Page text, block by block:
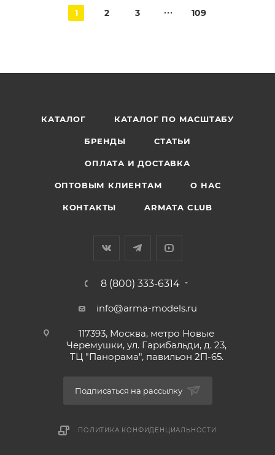
1 2 3 109
КАТАЛОГ КАТАЛОГ ПО МАСШТАБУ
БРЕНДЫ СТАТЬИ
ОПЛАТА И ДОСТАВКА
ОПТОВЫМ КЛИЕНТАМ О НАС
КОНТАКТЫ ARMATA CLUB
8 (800) 333-6314
info@arma-models.ru
117393, Москва, метро Новые
Черемушки, ул. Гарибальди, д. 23,
ТЦ "Панорама", павильон 2П-65.
Подписаться на рассылку
ПОЛИТИКА КОНФИДЕНЦИАЛЬНОСТИ